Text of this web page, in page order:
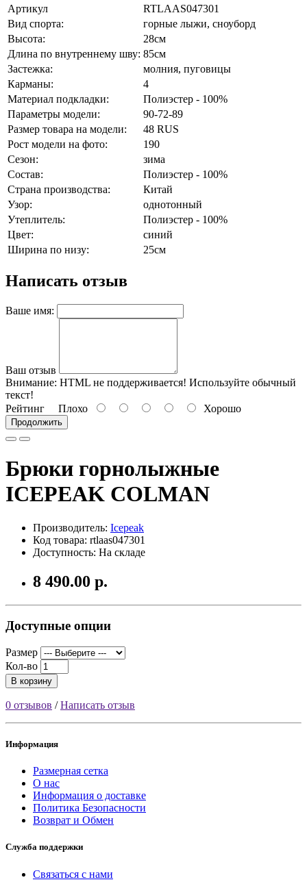
Артикул
RTLAAS047301
Вид спорта:
горные лыжи, сноуборд
Высота:
28см
Длина по внутреннему шву: 85см
Застежка:
молния, пуговицы
Карманы:
4
Материал подкладки:
Полиэстер - 100%
Параметры модели:
90-72-89
Размер товара на модели:
48 RUS
Рост модели на фото:
190
Сезон:
зима
Состав:
Полиэстер - 100%
Страна производства:
Китай
Узор:
однотонный
Утеплитель:
Полиэстер - 100%
Цвет:
синий
Ширина по низу:
25см
Написать отзыв
Ваше имя:
Ваш отзыв
Внимание: HTML не поддерживается! Используйте обычный
текст!
Рейтинг Плохо Хорошо
Продолжить
Брюки горнолыжные
ICEPEAK COLMAN
Производитель: Icepeak
Код товара: rtlaas047301
Доступность: На складе
8 490.00 р.
Доступные опции
Размер
Кол-во
В корзину
0 отзывов /Написать отзыв
Информация
Размерная сетка
О нас
Информация о доставке
Политика Безопасности
Возврат и Обмен
Служба поддержки
Связаться с нами